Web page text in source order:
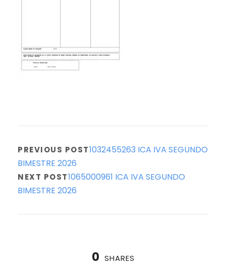
PREVIOUS POST1032455263 ICA IVA SEGUNDO
BIMESTRE 2026
NEXT POST1065000961 ICA IVA SEGUNDO
BIMESTRE 2026
0 SHARES